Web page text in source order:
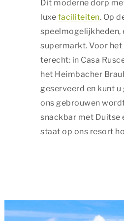
Dit moderne dorp
luxe faciliteiten. Op
speelmogelijkheden,
supermarkt. Voor
terecht: in Casa
het Heimbacher
geserveerd en kunt
ons gebrouwen
snackbar met Duitse
staat op ons resort